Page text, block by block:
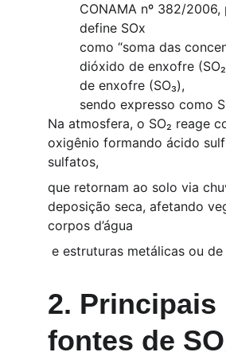
CONAMA nº 382/
define SOx
como “soma das
dióxido de enxofre
de enxofre (SO₃),
sendo expresso como
Na atmosfera, o SO₂ reage
oxigênio formando ácido
sulfatos,
que retornam ao solo via
deposição seca, afetando
corpos d’água
e estruturas metálicas ou de
2. Principais
fontes de